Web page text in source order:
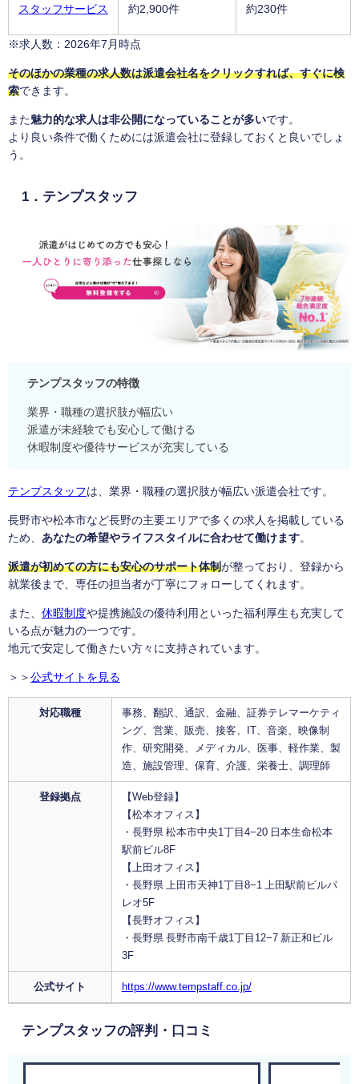
スタッフサービス 約2,900件 約230件
※求人数：2026年7月時点
そのほかの業種の求人数は派遣会社名をクリックすれば、すぐに検
索できます。
また魅力的な求人は非公開になっていることが多いです。
より良い条件で働くためには派遣会社に登録しておくと良いでしょ
う。
1．テンプスタッフ
テンプスタッフの特徴
業界・職種の選択肢が幅広い
派遣が未経験でも安心して働ける
休暇制度や優待サービスが充実している
テンプスタッフは、業界・職種の選択肢が幅広い派遣会社です。
長野市や松本市など長野の主要エリアで多くの求人を掲載している
ため、 あなたの希望やライフスタイルに合わせて働けます。
派遣が初めての方にも安心のサポート体制が整っており、登録から
就業後まで、専任の担当者が丁寧にフォローしてくれます。
また、 休暇制度や提携施設の優待利用といった福利厚生も充実して
いる点が魅力の一つです。
地元で安定して働きたい方々に支持されています。
＞＞ 公式サイトを見る
対応職種
事務、翻訳、通訳、金融、証券テレマーケティ
ング、営業、販売、接客、IT、音楽、映像制
作、研究開発、メディカル、医事、軽作業、製
造、施設管理、保育、介護、栄養士、調理師
登録拠点
【Web登録】
【松本オフィス】
・長野県 松本市中央1丁目4−20 日本生命松本
駅前ビル8F
【上田オフィス】
・長野県 上田市天神1丁目8−1 上田駅前ビルパ
レオ5F
【長野オフィス】
・長野県 長野市南千歳1丁目12−7 新正和ビル
3F
公式サイト https://www.tempstaff.co.jp/
テンプスタッフの評判・口コミ